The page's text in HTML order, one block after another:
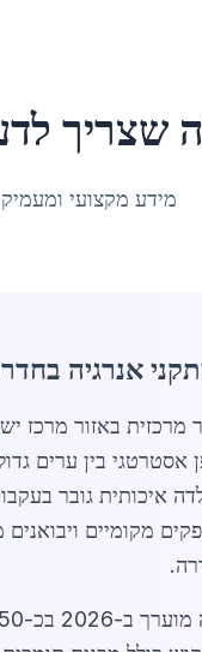
שצריך
מידע מקצועי
אנרגיה
בין ערים
איכותית גובר
אנרגיה ירוקה עד 2026.